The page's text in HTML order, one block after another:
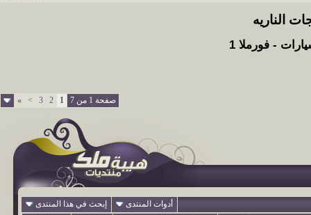
الناريه
- فورملا 1
صفحة 1 من 7 1
2
3
>
»
أدوات المنتدى إبحث في هذا المنتدى